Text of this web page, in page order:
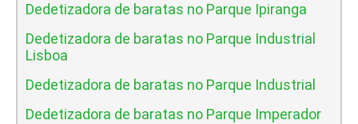
Dedetizadora de baratas no Parque Ipiranga
Dedetizadora de baratas no Parque Industrial
Lisboa
Dedetizadora de baratas no Parque Industrial
Dedetizadora de baratas no Parque Imperador